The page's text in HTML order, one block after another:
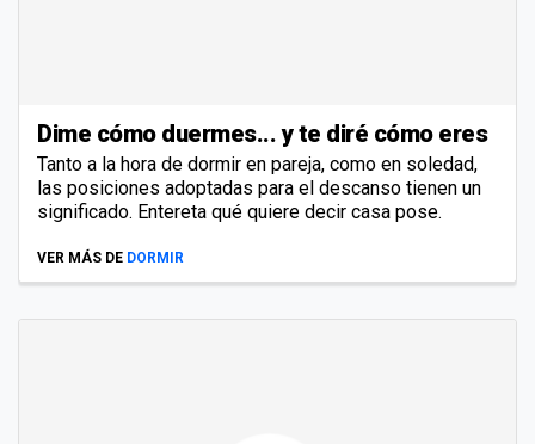
Dime cómo duermes... y te diré cómo eres
Tanto a la hora de dormir en pareja, como en soledad,
las posiciones adoptadas para el descanso tienen un
significado. Entereta qué quiere decir casa pose.
VER MÁS DE DORMIR